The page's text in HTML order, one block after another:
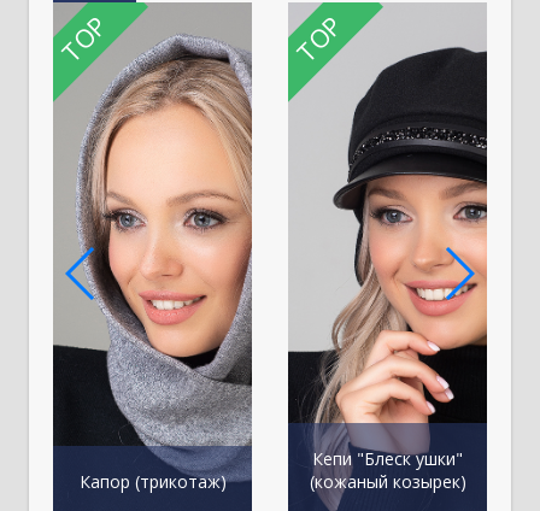
TOP
Капор (трикотаж)
TOP
Кепи "Блеск ушки"
(кожаный козырек)